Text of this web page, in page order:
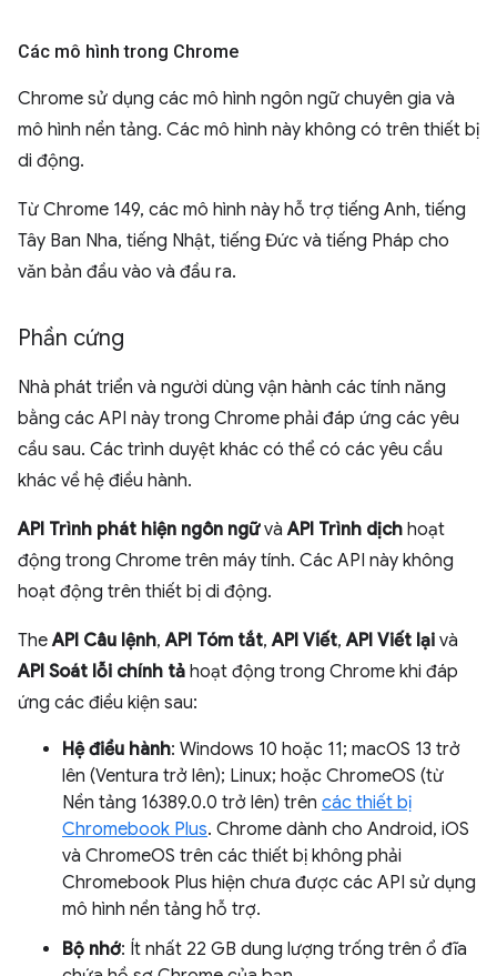
Các mô hình trong Chrome
Chrome sử dụng các mô hình ngôn ngữ chuyên gia và
mô hình nền tảng. Các mô hình này không có trên thiết bị
di động.
Từ Chrome 149, các mô hình này hỗ trợ tiếng Anh, tiếng
Tây Ban Nha, tiếng Nhật, tiếng Đức và tiếng Pháp cho
văn bản đầu vào và đầu ra.
Phần cứng
Nhà phát triển và người dùng vận hành các tính năng
bằng các API này trong Chrome phải đáp ứng các yêu
cầu sau. Các trình duyệt khác có thể có các yêu cầu
khác về hệ điều hành.
API Trình phát hiện ngôn ngữvàAPI Trình dịch hoạt
động trong Chrome trên máy tính. Các API này không
hoạt động trên thiết bị di động.
TheAPI Câu lệnh,API Tóm tắt,API Viết,API Viết lại và
API Soát lỗi chính tả hoạt động trong Chrome khi đáp
ứng các điều kiện sau:
Hệ điều hành: Windows 10 hoặc 11; macOS 13 trở
lên (Ventura trở lên); Linux; hoặc ChromeOS (từ
Nền tảng 16389.0.0 trở lên) trên các thiết bị
Chromebook Plus. Chrome dành cho Android, iOS
và ChromeOS trên các thiết bị không phải
Chromebook Plus hiện chưa được các API sử dụng
mô hình nền tảng hỗ trợ.
Bộ nhớ: Ít nhất 22 GB dung lượng trống trên ổ đĩa